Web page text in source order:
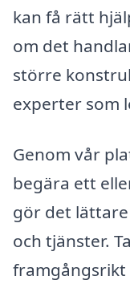
kan få rätt
om det
större
experter som
Genom vår
begära ett
gör det
och tjänster.
framgångsrikt